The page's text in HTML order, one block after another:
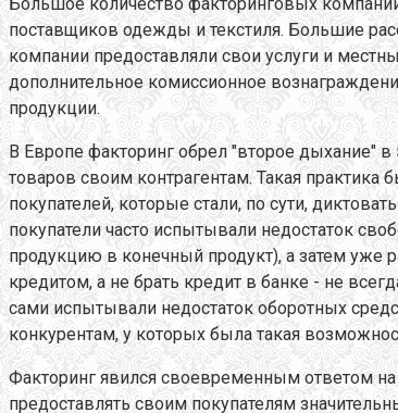
поставщиков одежды и текстиля. Большие
компании предоставляли свои услуги и
дополнительное комиссионное
продукции.
В Европе факторинг обрел "второе дыхание" в
товаров своим контрагентам. Такая
покупателей, которые стали, по сути,
покупатели часто испытывали недостаток
продукцию в конечный продукт), а затем уже
кредитом, а не брать кредит в банке - не
сами испытывали недостаток оборотных
конкурентам, у которых была такая
Факторинг явился своевременным ответом
предоставлять своим покупателям